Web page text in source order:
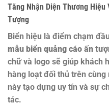
Tăng Nhận Diện Thương Hiệu
Tượng
Biển hiệu là điểm chạm
mẫu biển quảng cáo ấn
chữ và logo sẽ giúp khách
hàng loạt đối thủ trên
này tạo dựng uy tín và sự
tác.